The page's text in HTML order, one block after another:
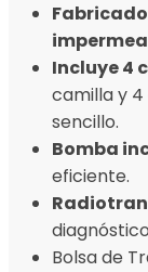
Incluye 4
camilla y
sencillo.
Bomba
eficiente.
Bolsa de